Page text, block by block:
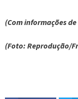
(Com informações
(Foto: Reprodução/